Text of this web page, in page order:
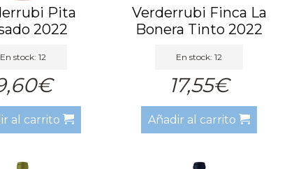
Pita
2022
En stock: 12
al carrito
Verderrubi Finca La
Bonera Tinto 2022
En stock: 12
17,55€
Añadir al carrito